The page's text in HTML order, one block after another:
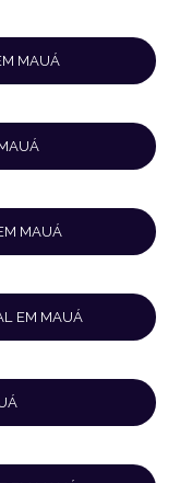
MAUÁ
MAUÁ
EM MAUÁ